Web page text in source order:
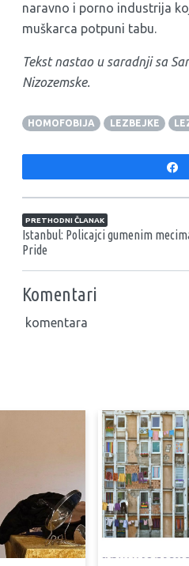
naravno i porno industrija
muškarca potpuni tabu.
Tekst nastao u saradnji sa
Nizozemske.
HOMOFOBIJA LEZBEJKE
Navigacija članaka
PRETHODNI ČLANAK
Istanbul: Policajci gumenim
Pride
Komentari
komentara